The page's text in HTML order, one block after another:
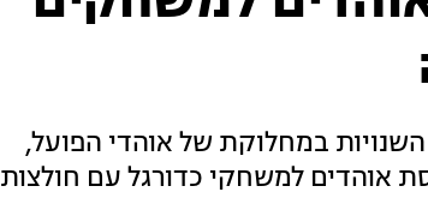
במחלוקת של אוהדי הפועל,
אוהדים למשחקי כדורגל עם חולצות